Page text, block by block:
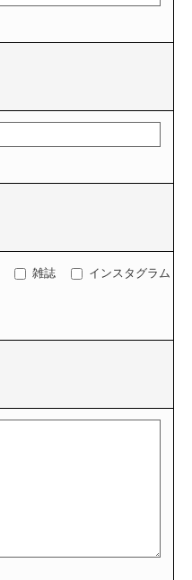
雑誌
インスタグラム